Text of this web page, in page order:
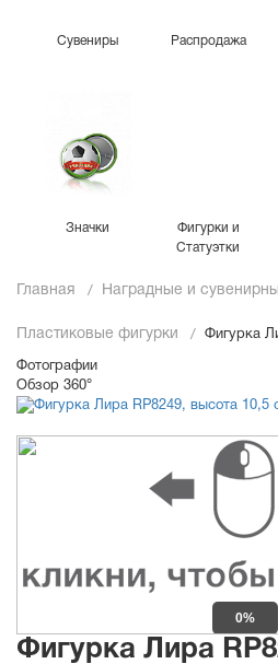
Сувениры Распродажа
Значки
Фигурки и
Статуэтки
Главная Наградные и
Пластиковые фигурки Фигурка
Фотографии
Обзор 360°
0%
Фигурка Лира